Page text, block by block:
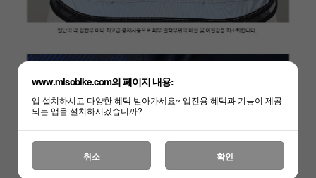
www.misobike.com의 페이지 내용:
앱 설치하시고 다양한 혜택 받아가세요~ 앱전용 혜택과 기능이 제공
되는 앱을 설치하시겠습니까?
취소 확인